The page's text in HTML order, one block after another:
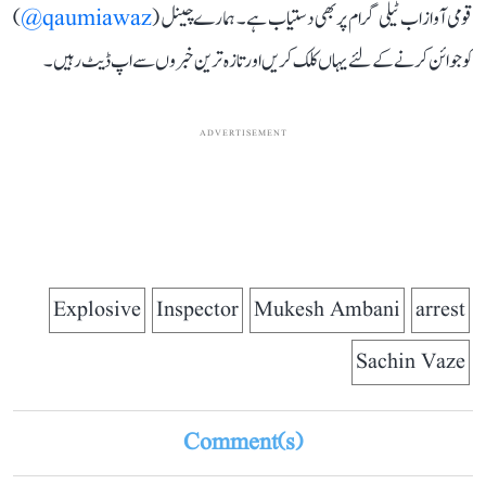
قومی آواز اب ٹیلی گرام پر بھی دستیاب ہے۔ ہمارے چینل (qaumiawaz@
)
کو جوائن کرنے کے لئے یہاں کلک کریں اور تازہ ترین خبروں سے اپ ڈیٹ رہیں۔
ADVERTISEMENT
arrest
Mukesh Ambani
Inspector
Explosive
Sachin Vaze
Comment(s)